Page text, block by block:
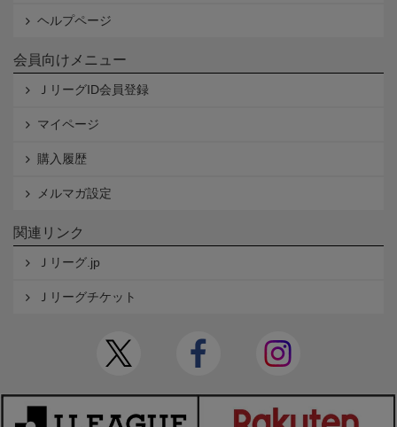
ヘルプページ
会員向けメニュー
ＪリーグID会員登録
マイページ
購入履歴
メルマガ設定
関連リンク
Ｊリーグ.jp
Ｊリーグチケット